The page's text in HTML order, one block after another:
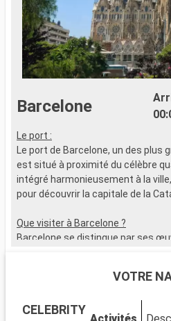
Barcelone
Le port :
Le port de Barcelone, un des plus
est situé à proximité du célèbre
intégré harmonieusement à la
pour découvrir la capitale de la
Que visiter à Barcelone ?
Barcelone se distingue par ses
historique. Le marché de la
VOTRE
CELEBRITY